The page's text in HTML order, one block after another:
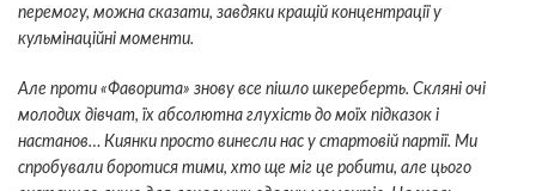
перемогу, можна сказати, завдяки кращій концентрації у
кульмінаційні моменти.
Але проти «Фаворита» знову все пішло шкереберть. Скляні очі
молодих дівчат, їх абсолютна глухість до моїх підказок і
настанов… Киянки просто винесли нас у стартовій партії. Ми
спробували боротися тими, хто ще міг це робити, але цього